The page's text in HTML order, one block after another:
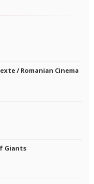
/ Romanian Cinema
Giants